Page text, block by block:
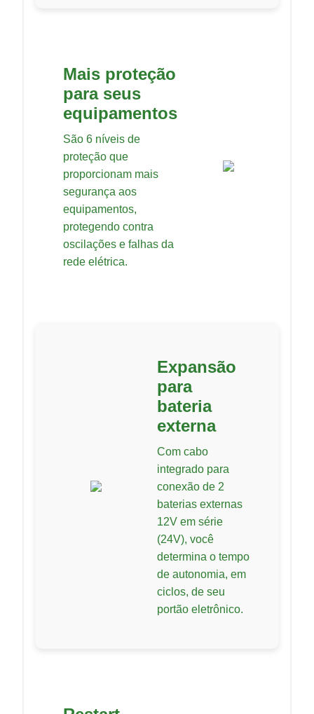
Mais proteção
para seus
equipamentos
São 6 níveis de
proteção que
proporcionam mais
segurança aos
equipamentos,
protegendo contra
oscilações e falhas da
rede elétrica.
Expansão
para
bateria
externa
Com cabo
integrado para
conexão de 2
baterias externas
12V em série
(24V), você
determina o tempo
de autonomia, em
ciclos, de seu
portão eletrônico.